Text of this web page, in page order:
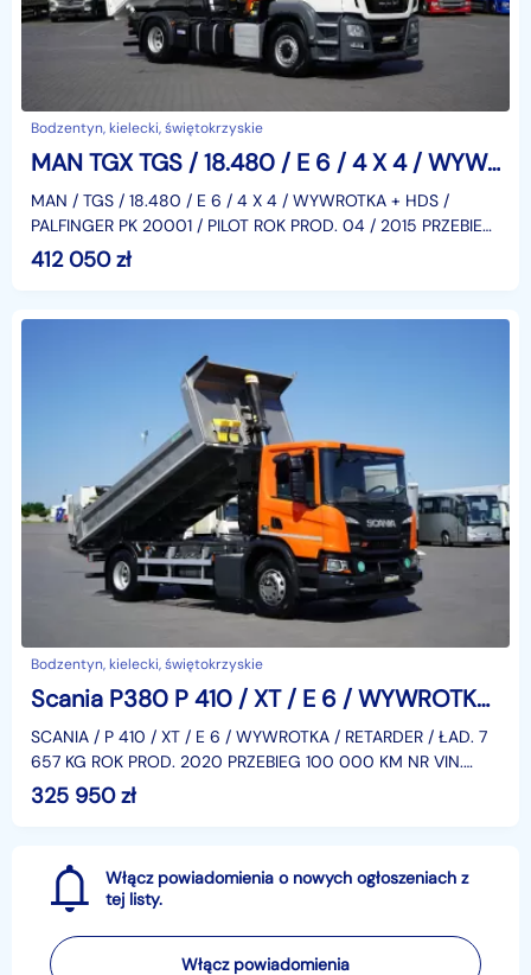
Bodzentyn, kielecki, świętokrzyskie
MAN TGX TGS / 18.480 / E 6 / 4 X 4 / WYWROTKA + HDS / PALFINGER PK 20001 / PILOT
MAN / TGS / 18.480 / E 6 / 4 X 4 / WYWROTKA + HDS /
PALFINGER PK 20001 / PILOT ROK PROD. 04 / 2015 PRZEBIEG
370 TYS KM, NR VIN. WMA22SZZ1FM663808 WEBASTO,
KLIMA
412 050zł
Bodzentyn, kielecki, świętokrzyskie
Scania P380 P 410 / XT / E 6 / WYWROTKA / RETARDER / ŁAD. 7 657 KG
SCANIA / P 410 / XT / E 6 / WYWROTKA / RETARDER / ŁAD. 7
657 KG ROK PROD. 2020 PRZEBIEG 100 000 KM NR VIN.
YS2P4X20005578182 KLIMA, ABS, 2 OSIE, NAPĘD 4 X 2, DM
325 950zł
Włącz powiadomienia o nowych ogłoszeniach z
tej listy.
Włącz powiadomienia